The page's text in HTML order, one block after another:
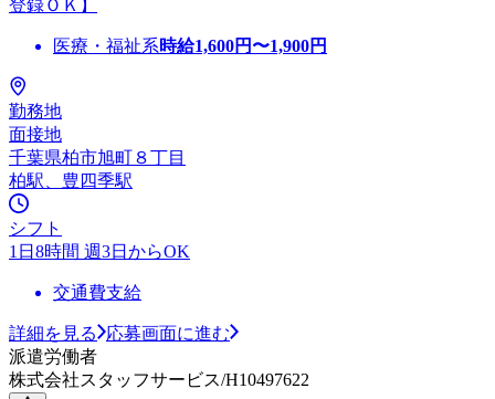
登録ＯＫ】
医療・福祉系時給1,600円〜1,900円
勤務地
面接地
千葉県柏市旭町８丁目
柏駅、豊四季駅
シフト
1日8時間 週3日からOK
交通費支給
詳細を見る
応募画面に進む
派遣労働者
株式会社スタッフサービス/H10497622